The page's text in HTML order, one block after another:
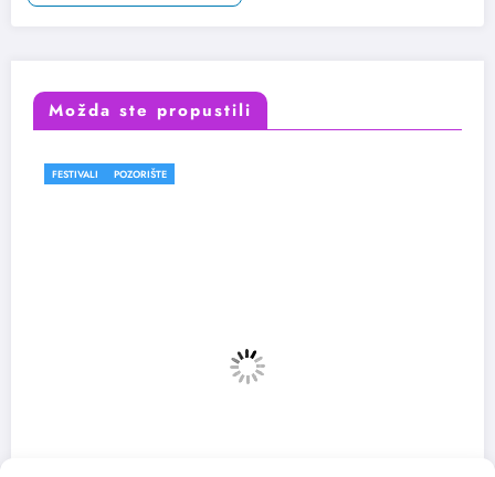
Možda ste propustili